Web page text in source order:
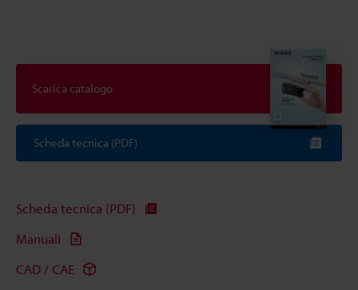
Scarica catalogo
Scheda tecnica (PDF)
Scheda tecnica (PDF)
Manuali
CAD / CAE